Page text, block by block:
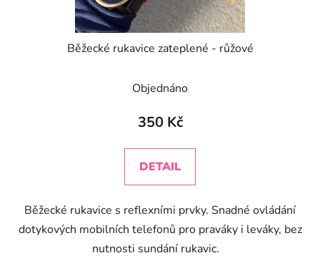
Běžecké rukavice zateplené - růžové
Objednáno
350 Kč
DETAIL
Běžecké rukavice s reflexními prvky. Snadné ovládání
dotykových mobilních telefonů pro praváky i leváky, bez
nutnosti sundání rukavic.